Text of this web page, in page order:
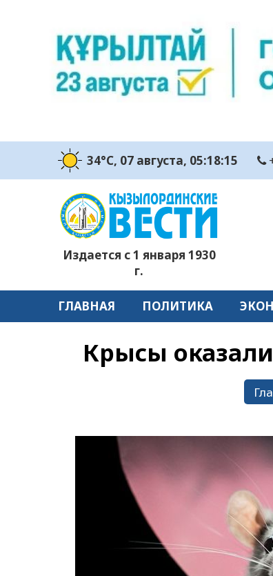
34°C, 07 августа, 05:18:16
Издается с 1 января 1930
г.
ГЛАВНАЯ ПОЛИТИКА
Крысы